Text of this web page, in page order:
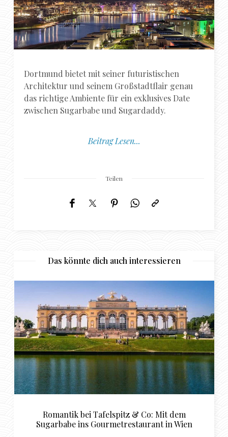
Dortmund bietet mit seiner futuristischen
Architektur und seinem Großstadtflair genau
das richtige Ambiente für ein exklusives Date
zwischen Sugarbabe und Sugardaddy.
Beitrag Lesen...
Teilen
Das könnte dich auch interessieren
& Co: Mit dem
in Wien
Luxuriöse Restaurant
perfekte Sugardaddy und